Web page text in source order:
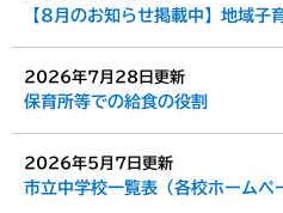
【8月のお知らせ掲載中】地域子
2026年7月28日更新
保育所等での給食の役割
2026年5月7日更新
市立中学校一覧表（各校ホームペ